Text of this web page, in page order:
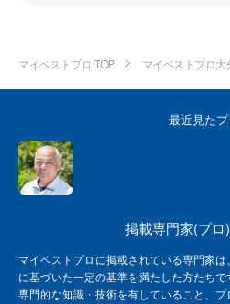
マイベストプロ TOP マイベストプロ大
最近見たプ
掲載専門家(プロ
マイベストプロに掲載されている専門家
に基づいた一定の基準を満たした方たち
専門的な知識・技術を有していること、